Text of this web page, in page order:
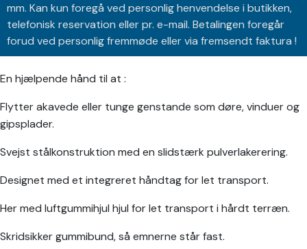
mm. Kan kun foregå ved personlig henvendelse i butikken,
telefonisk reservation eller pr. e-mail. Betalingen foregår
forud ved personlig fremmøde eller via fremsendt faktura !
En hjælpende hånd til at :
Flytter akavede eller tunge genstande som døre, vinduer og
gipsplader.
Svejst stålkonstruktion med en slidstærk pulverlakerering.
Designet med et integreret håndtag for let transport.
Her med luftgummihjul hjul for let transport i hårdt terræn.
Skridsikker gummibund, så emnerne står fast.